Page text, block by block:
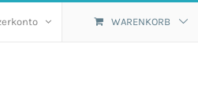
WARENKORB